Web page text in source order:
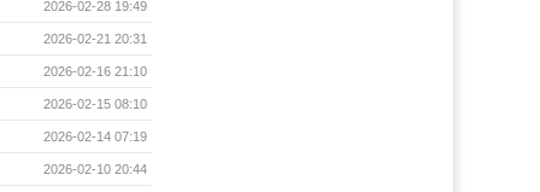
2026-02-28 19:49
2026-02-21 20:31
2026-02-16 21:10
2026-02-15 08:10
2026-02-14 07:19
2026-02-10 20:44